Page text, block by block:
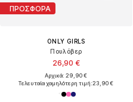
ΠΡΟΣΦΟΡΑ
ONLY GIRLS
Πουλόβερ
26,90 €
Αρχικά: 29,90 €
Τελευταία χαμηλότερη τιμή:23,90 €